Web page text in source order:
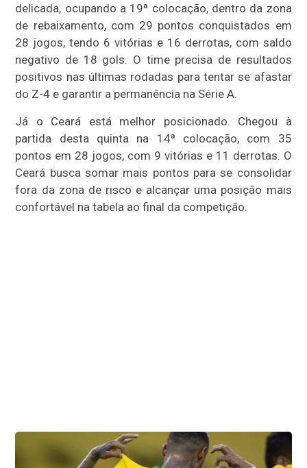
delicada, ocupando a 19ª colocação, dentro da zona
de rebaixamento, com 29 pontos conquistados em
28 jogos, tendo 6 vitórias e 16 derrotas, com saldo
negativo de 18 gols. O time precisa de resultados
positivos nas últimas rodadas para tentar se afastar
do Z-4 e garantir a permanência na Série A.
Já o Ceará está melhor posicionado. Chegou à
partida desta quinta na 14ª colocação, com 35
pontos em 28 jogos, com 9 vitórias e 11 derrotas. O
Ceará busca somar mais pontos para se consolidar
fora da zona de risco e alcançar uma posição mais
confortável na tabela ao final da competição.